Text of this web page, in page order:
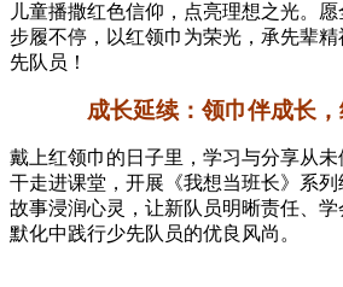
儿童播撒红色信仰，点亮理想之光。愿
步履不停，以红领巾为荣光，承先辈
先队员！
成长延续：领巾伴成长
戴上红领巾的日子里，学习与分享从
干走进课堂，开展《我想当班长》系
故事浸润心灵，让新队员明晰责任、
默化中践行少先队员的优良风尚。